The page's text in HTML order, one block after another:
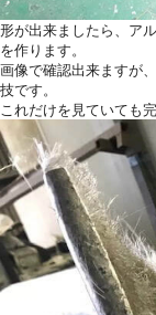
形が出来ましたら、ア
を作ります。
画像で確認出来ますが
技です。
これだけを見ていても